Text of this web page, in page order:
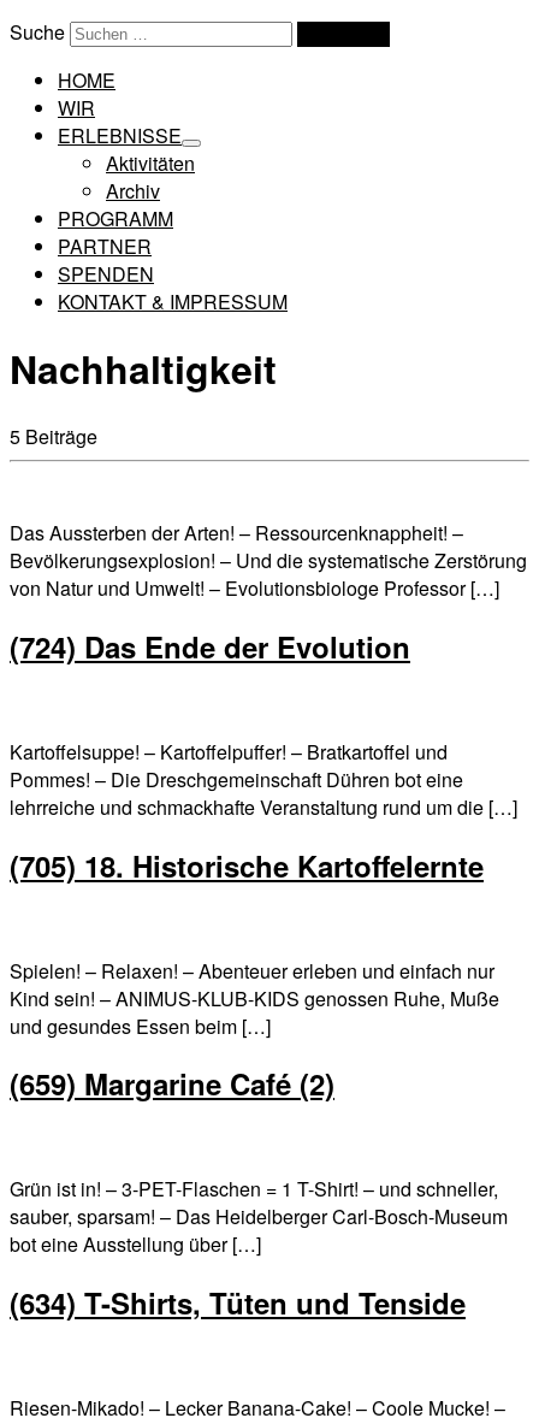
Suche
HOME
WIR
ERLEBNISSE
Aktivitäten
Archiv
PROGRAMM
PARTNER
SPENDEN
KONTAKT & IMPRESSUM
Nachhaltigkeit
5 Beiträge
Das Aussterben der Arten! – Ressourcenknappheit! –
Bevölkerungsexplosion! – Und die systematische Zerstörung
von Natur und Umwelt! – Evolutionsbiologe Professor […]
(724) Das Ende der Evolution
Kartoffelsuppe! – Kartoffelpuffer! – Bratkartoffel und
Pommes! – Die Dreschgemeinschaft Dühren bot eine
lehrreiche und schmackhafte Veranstaltung rund um die […]
(705) 18. Historische Kartoffelernte
Spielen! – Relaxen! – Abenteuer erleben und einfach nur
Kind sein! – ANIMUS-KLUB-KIDS genossen Ruhe, Muße
und gesundes Essen beim […]
(659) Margarine Café (2)
Grün ist in! – 3-PET-Flaschen = 1 T-Shirt! – und schneller,
sauber, sparsam! – Das Heidelberger Carl-Bosch-Museum
bot eine Ausstellung über […]
(634) T-Shirts, Tüten und Tenside
Riesen-Mikado! – Lecker Banana-Cake! – Coole Mucke! –